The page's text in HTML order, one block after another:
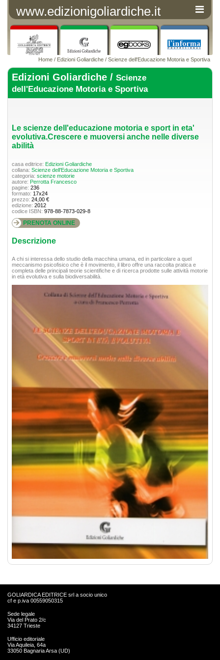
www.edizionigoliardiche.it
Home / Edizioni Goliardiche / Scienze dell'Educazione Motoria e Sportiva
Edizioni Goliardiche / Scienze
dell'Educazione Motoria e Sportiva
Le scienze dell'educazione motoria e sport in eta'
evolutiva.Crescere e muoversi anche nelle diverse
abilità
casa editrice: Edizioni Goliardiche
collana: Scienze dell'Educazione Motoria e Sportiva
categoria: scienze motorie
autore: Perrotta Francesco
pagine: 236
formato: 17x24
prezzo: 24,00 €
edizione: 2012
codice ISBN: 978-88-7873-029-8
PRENOTA ONLINE
Descrizione
A chi si interessa dello studio della macchina umana, ed in particolare a quel
meccanismo psicofisico che è il movimento, il libro offre una raccolta pratica e
completa delle principali teorie scientifiche e di ricerca prodotte sulle attività motorie
in età evolutiva e sulla biodiversabilità.
GOLIARDICA EDITRICE srl a socio unico
cf e p.iva 00559050315
Sede legale
Via del Prato 2/c
34127 Trieste
Ufficio editoriale
Via Aquileia, 64a
33050 Bagnaria Arsa (UD)